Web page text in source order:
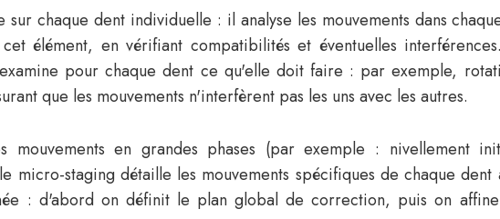
chaque dent individuelle : il analyse les mouvements dans
élément, en vérifiant compatibilités et éventuelles
pour chaque dent ce qu'elle doit faire : par exemple,
que les mouvements n'interfèrent pas les uns avec les autres.
mouvements en grandes phases (par exemple : nivellement
staging détaille les mouvements spécifiques de chaque dent
: d'abord on définit le plan global de correction, puis on affine